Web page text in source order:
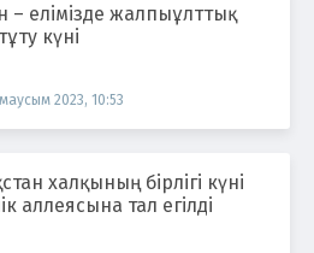
– елімізде жалпыұлттық
күні
2023, 10:53
халқының бірлігі күні
аллеясына тал егілді